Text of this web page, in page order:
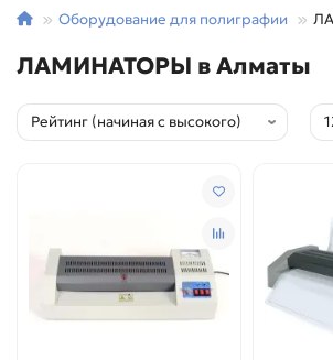
Оборудование для полиграфии
ЛАМИНАТОРЫ в Алматы